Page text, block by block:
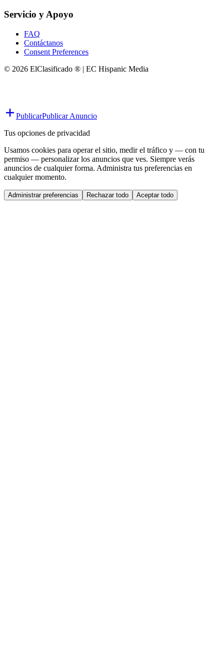
Servicio y Apoyo
FAQ
Contáctanos
Consent Preferences
© 2026 ElClasificado ® | EC Hispanic Media
PublicarPublicar Anuncio
Tus opciones de privacidad
Usamos cookies para operar el sitio, medir el tráfico y — con tu
permiso — personalizar los anuncios que ves. Siempre verás
anuncios de cualquier forma. Administra tus preferencias en
cualquier momento.
Administrar preferencias Rechazar todo Aceptar todo